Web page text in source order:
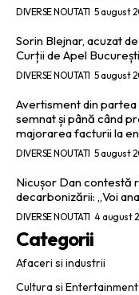
DIVERSE NOUTATI 5 august
Sorin Blejnar, acuzat
Curții de Apel
DIVERSE NOUTATI 5 august
Avertisment din partea
semnat și până când
majorarea facturii la
DIVERSE NOUTATI 5 august
Nicușor Dan contestă
decarbonizării: „Voi
DIVERSE NOUTATI 4 august
Categorii
Afaceri si industrii
Cultura si Entertainment